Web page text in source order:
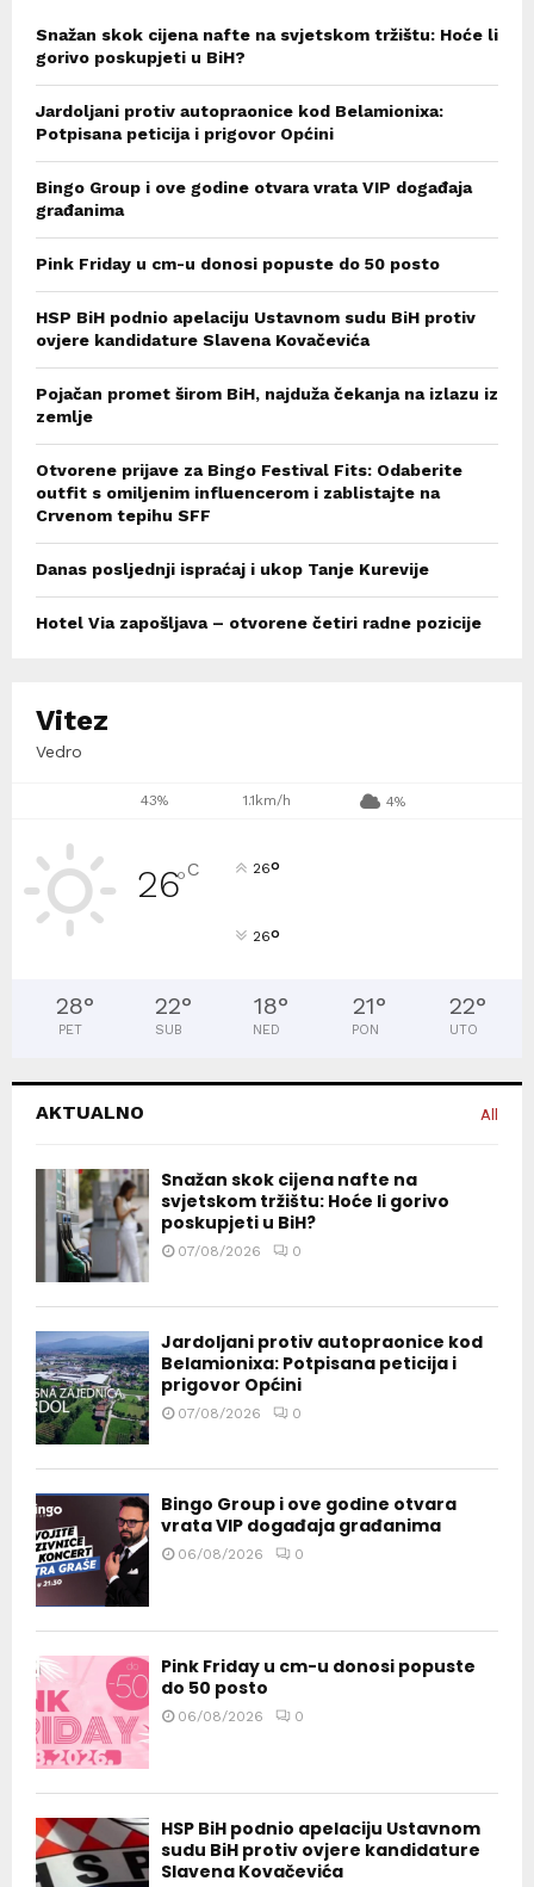
Snažan skok cijena nafte na svjetskom tržištu: Hoće li
gorivo poskupjeti u BiH?
Jardoljani protiv autopraonice kod Belamionixa:
Potpisana peticija i prigovor Općini
Bingo Group i ove godine otvara vrata VIP događaja
građanima
Pink Friday u cm-u donosi popuste do 50 posto
HSP BiH podnio apelaciju Ustavnom sudu BiH protiv
ovjere kandidature Slavena Kovačevića
Pojačan promet širom BiH, najduža čekanja na izlazu iz
zemlje
Otvorene prijave za Bingo Festival Fits: Odaberite
outfit s omiljenim influencerom i zablistajte na
Crvenom tepihu SFF
Danas posljednji ispraćaj i ukop Tanje Kurevije
Hotel Via zapošljava – otvorene četiri radne pozicije
Vitez
Vedro
43% 1.1km/h 4%
26°C 26°
26°
28°
PET
22°
SUB
18°
NED
21°
PON
22°
UTO
AKTUALNO All
Snažan skok cijena nafte na
svjetskom tržištu: Hoće li gorivo
poskupjeti u BiH?
07/08/2026 0
Jardoljani protiv autopraonice kod
Belamionixa: Potpisana peticija i
prigovor Općini
07/08/2026 0
Bingo Group i ove godine otvara
vrata VIP događaja građanima
06/08/2026 0
Pink Friday u cm-u donosi popuste
do 50 posto
06/08/2026 0
HSP BiH podnio apelaciju Ustavnom
sudu BiH protiv ovjere kandidature
Slavena Kovačevića